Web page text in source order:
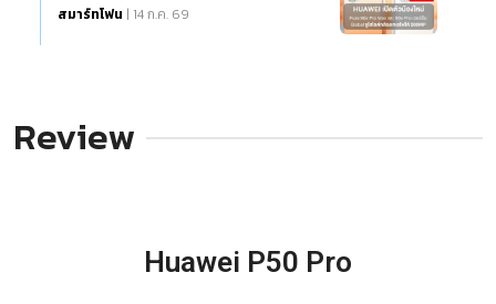
สมาร์ทโฟน | 14 ก.ค. 69
Review
Huawei P50 Pro